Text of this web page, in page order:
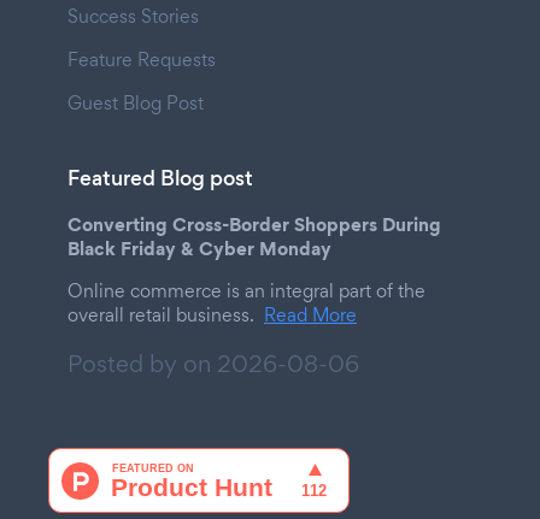
Success Stories
Feature Requests
Guest Blog Post
Featured Blog post
Converting Cross-Border Shoppers During
Black Friday & Cyber Monday
Online commerce is an integral part of the
overall retail business. Read More
Posted by on 2026-08-06